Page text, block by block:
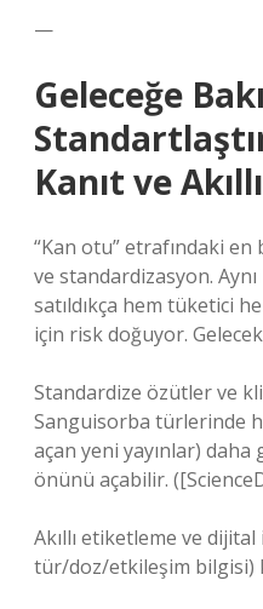
—
Geleceğe
Kanıt ve
“Kan otu” etrafındaki
ve standardizasyon.
satıldıkça hem tüketici
için risk doğuyor.
Standardize özütler ve
Sanguisorba türlerinde
açan yeni yayınlar)
önünü açabilir.
Akıllı etiketleme ve
tür/doz/etkileşim bilgisi)